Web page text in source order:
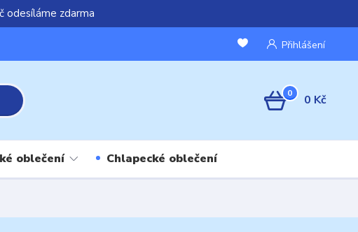
odesíláme zdarma
Přihlášení
0 0 Kč
oblečení Chlapecké oblečení